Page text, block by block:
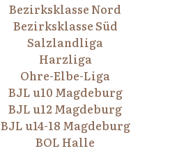
Bezirksklasse Nord
Bezirksklasse Süd
Salzlandliga
Harzliga
Ohre-Elbe-Liga
BJL u10 Magdeburg
BJL u12 Magdeburg
BJL u14-18 Magdeburg
BOL Halle